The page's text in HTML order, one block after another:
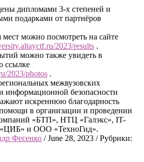
дипломами 3-х степеней и
подарками от партнёров
можно посмотреть на сайте
2023/results .
можно также увидеть в
ссылке
2023/photos .
межвузовских
информационной безопасности
искреннюю благодарность
в организации и проведении
«БТП», НТЦ «Галэкс», IT-
и ООО «ТехноГид».
Фесенко / June 28, 2023 / Рубрики: